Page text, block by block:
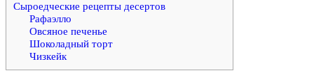
Сыроедческие рецепты десертов
Рафаэлло
Овсяное печенье
Шоколадный торт
Чизкейк